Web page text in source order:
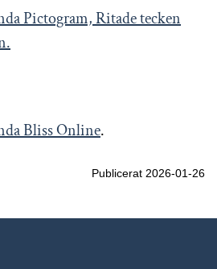
Pictogram, Ritade tecken
Bliss Online.
Publicerat 2026-01-26